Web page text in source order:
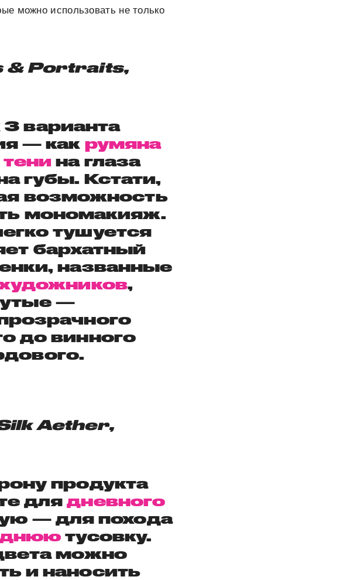
можно использовать не только
& Portraits,
варианта
— как румяна
тени на глаза
губы. Кстати,
возможность
мономакияж.
тушуется
бархатный
названные
,
—
до винного
Aether,
продукта
длядневного
— для похода
тусовку.
можно
и наносить